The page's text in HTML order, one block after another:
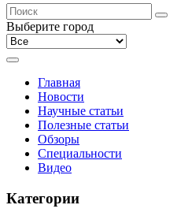
Выберите город
Главная
Новости
Научные статьи
Полезные статьи
Обзоры
Специальности
Видео
Категории